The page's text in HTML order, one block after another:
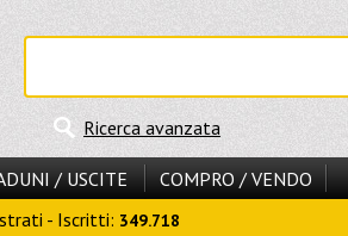
Ricerca avanzata
/ USCITE
COMPRO / VENDO
- Iscritti: 349.718